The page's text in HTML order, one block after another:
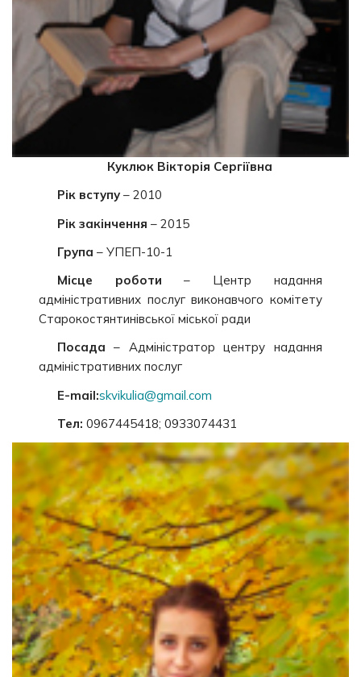
Куклюк Вікторія Сергіївна
Рік вступу– 2010
Рік закінчення – 2015
Група – УПЕП-10-1
Місце роботи– Центр надання
адміністративних послуг виконавчого комітету
Старокостянтинівської міської ради
Посада – Адміністратор центру надання
адміністративних послуг
E-mail:skvikulia@gmail.com
Тел: 0967445418; 0933074431